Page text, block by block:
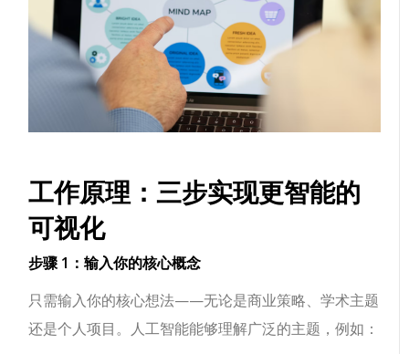
工作原理：三步实现更智能的
可视化
步骤 1：输入你的核心概念
只需输入你的核心想法——无论是商业策略、学术主题
还是个人项目。人工智能能够理解广泛的主题，例如：